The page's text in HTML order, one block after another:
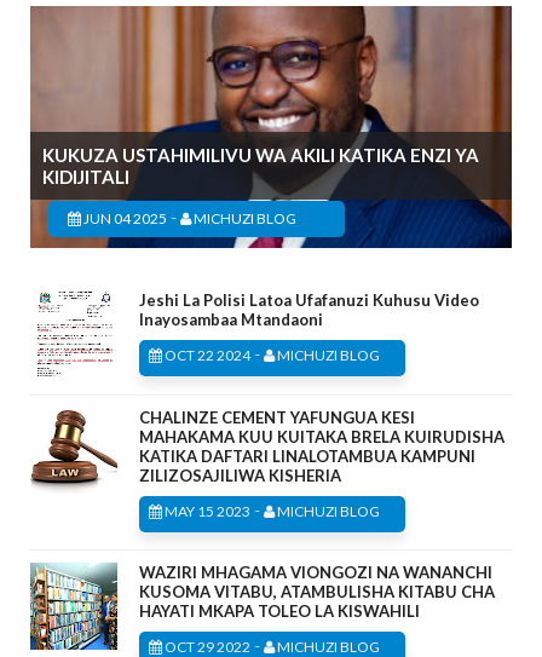
KUKUZA USTAHIMILIVU WA AKILI KATIKA ENZI YA
KIDIJITALI
JUN 04 2025 - MICHUZI BLOG
Jeshi La Polisi Latoa Ufafanuzi Kuhusu Video
Inayosambaa Mtandaoni
OCT 22 2024- MICHUZI BLOG
CHALINZE CEMENT YAFUNGUA KESI
MAHAKAMA KUU KUITAKA BRELA KUIRUDISHA
KATIKA DAFTARI LINALOTAMBUA KAMPUNI
ZILIZOSAJILIWA KISHERIA
MAY 15 2023 - MICHUZI BLOG
WAZIRI MHAGAMA VIONGOZI NA WANANCHI
KUSOMA VITABU, ATAMBULISHA KITABU CHA
HAYATI MKAPA TOLEO LA KISWAHILI
OCT 29 2022 - MICHUZI BLOG